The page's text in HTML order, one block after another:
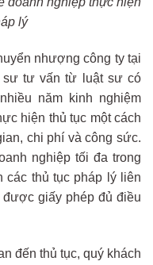
lý
nhượng công ty tại
sư tư vấn từ luật sư có
năm kinh nghiệm
hiện thủ tục một cách
chi phí và công sức.
nghiệp tối đa trong
các thủ tục pháp lý liên
giấy phép đủ điều
đến thủ tục, quý khách